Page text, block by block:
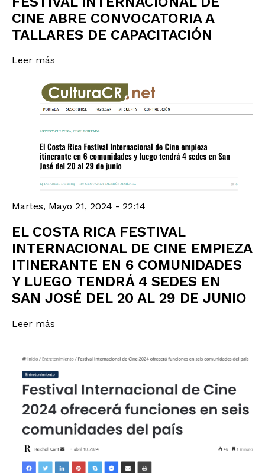
CINE ABRE CONVOCATORIA A
TALLARES DE CAPACITACIÓN
Leer más
Martes, Mayo 21, 2024 - 22:14
EL COSTA RICA FESTIVAL
INTERNACIONAL DE CINE EMPIEZA
ITINERANTE EN 6 COMUNIDADES
Y LUEGO TENDRÁ 4 SEDES EN
SAN JOSÉ DEL 20 AL 29 DE JUNIO
Leer más